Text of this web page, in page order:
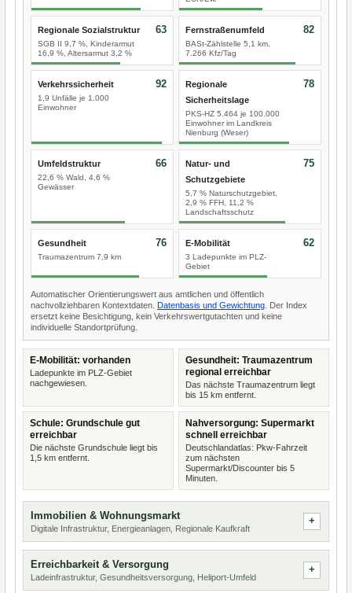
Regionale Sozialstruktur
SGB II 9,7 %, Kinderarmut
16,9 %, Altersarmut 3,2 %
63 Fernstraßenumfeld
BASt-Zählstelle 5,1 km,
7.266 Kfz/Tag
82
Verkehrssicherheit
1,9 Unfälle je 1.000
Einwohner
92
Regionale
Sicherheitslage
PKS-HZ 5.464 je 100.000
Einwohner im Landkreis
Nienburg (Weser)
78
Umfeldstruktur
22,6 % Wald, 4,6 %
Gewässer
66
Natur- und
Schutzgebiete
5,7 % Naturschutzgebiet,
2,9 % FFH, 11,2 %
Landschaftsschutz
75
Gesundheit
Traumazentrum 7,9 km
76 E-Mobilität
3 Ladepunkte im PLZ-
Gebiet
62
Automatischer Orientierungswert aus amtlichen und öffentlich
nachvollziehbaren Kontextdaten. Datenbasis und Gewichtung . Der Index
ersetzt keine Besichtigung, kein Verkehrswertgutachten und keine
individuelle Standortprüfung.
E-Mobilität: vorhanden
Ladepunkte im PLZ-Gebiet
nachgewiesen.
Gesundheit: Traumazentrum
regional erreichbar
Das nächste Traumazentrum liegt
bis 15 km entfernt.
Schule: Grundschule gut
erreichbar
Die nächste Grundschule liegt bis
1,5 km entfernt.
Nahversorgung: Supermarkt
schnell erreichbar
Deutschlandatlas: Pkw-Fahrzeit
zum nächsten
Supermarkt/Discounter bis 5
Minuten.
Immobilien & Wohnungsmarkt
Digitale Infrastruktur, Energieanlagen, Regionale Kaufkraft
Erreichbarkeit & Versorgung
Ladeinfrastruktur, Gesundheitsversorgung, Heliport-Umfeld